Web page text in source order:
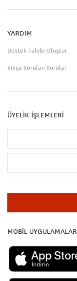
YARDIM
Destek Talebi Oluştur
Sıkça Sorulan Sorular
ÜYELİK İŞLEMLERİ
MOBİL UYGULAMALAR